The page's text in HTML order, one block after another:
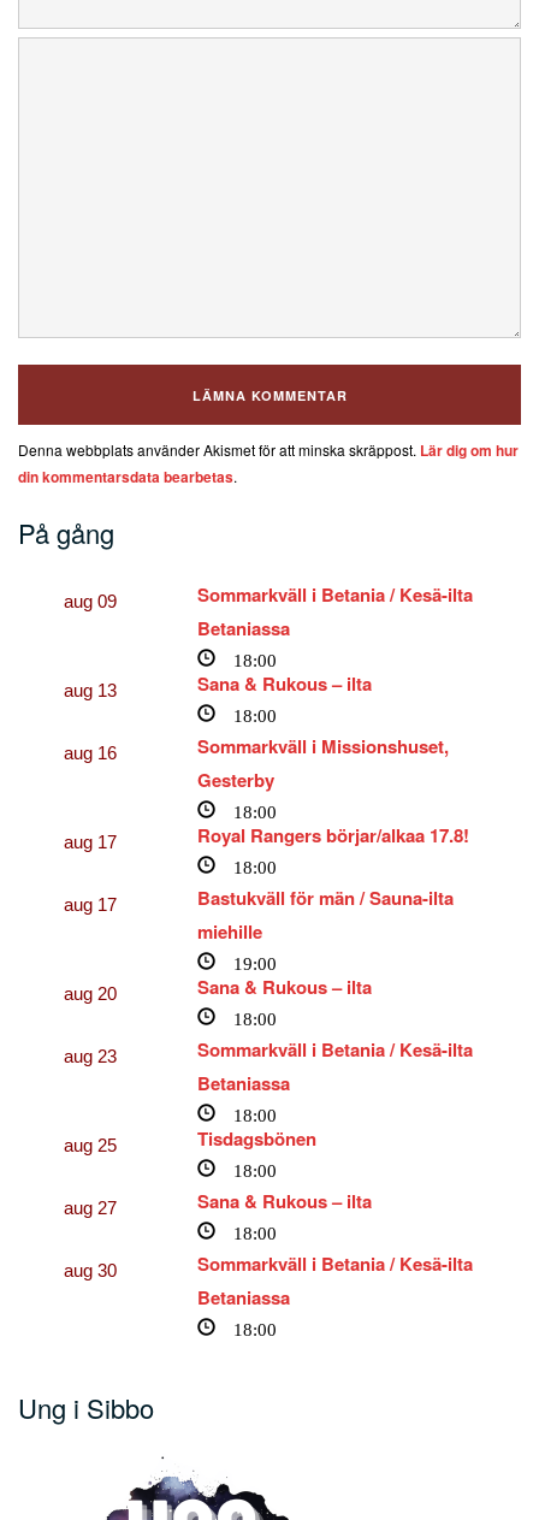
Denna webbplats använder Akismet för att minska skräppost. Lär dig om hur
din kommentarsdata bearbetas.
På gång
aug 09
Sommarkväll i Betania / Kesä-ilta
Betaniassa
18:00
aug 13 Sana & Rukous – ilta
18:00
aug 16
Sommarkväll i Missionshuset,
Gesterby
18:00
aug 17 Royal Rangers börjar/alkaa 17.8!
18:00
aug 17
Bastukväll för män / Sauna-ilta
miehille
19:00
aug 20 Sana & Rukous – ilta
18:00
aug 23
Sommarkväll i Betania / Kesä-ilta
Betaniassa
18:00
aug 25 Tisdagsbönen
18:00
aug 27 Sana & Rukous – ilta
18:00
aug 30
Sommarkväll i Betania / Kesä-ilta
Betaniassa
18:00
Ung i Sibbo